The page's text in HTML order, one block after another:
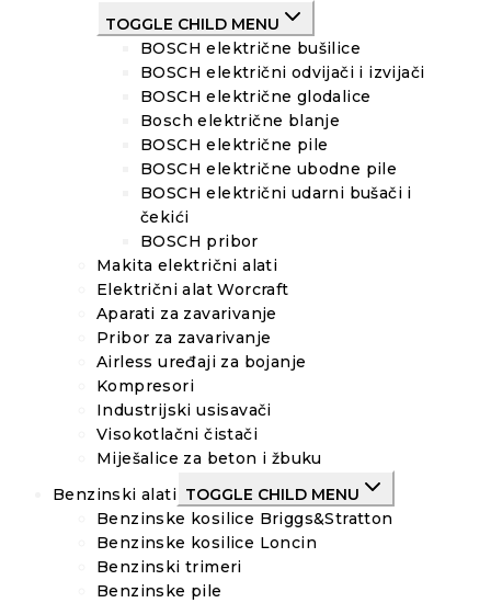
TOGGLE CHILD MENU
BOSCH električne bušilice
BOSCH električni odvijači i izvijači
BOSCH električne glodalice
Bosch električne blanje
BOSCH električne pile
BOSCH električne ubodne pile
BOSCH električni udarni bušači i
čekići
BOSCH pribor
Makita električni alati
Električni alat Worcraft
Aparati za zavarivanje
Pribor za zavarivanje
Airless uređaji za bojanje
Kompresori
Industrijski usisavači
Visokotlačni čistači
Miješalice za beton i žbuku
Benzinski alati TOGGLE CHILD MENU
Benzinske kosilice Briggs&Stratton
Benzinske kosilice Loncin
Benzinski trimeri
Benzinske pile